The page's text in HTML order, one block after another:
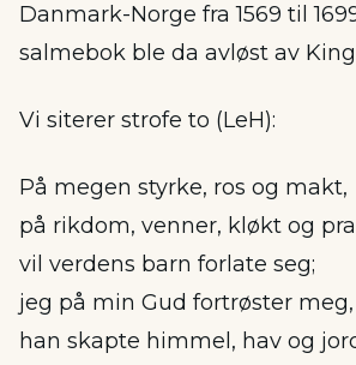
Danmark-Norge fra 1569 til
salmebok ble da avløst av
Vi siterer strofe to (LeH):
På megen styrke, ros og makt,
på rikdom, venner, kløkt og
vil verdens barn forlate seg;
jeg på min Gud fortrøster meg,
han skapte himmel, hav og